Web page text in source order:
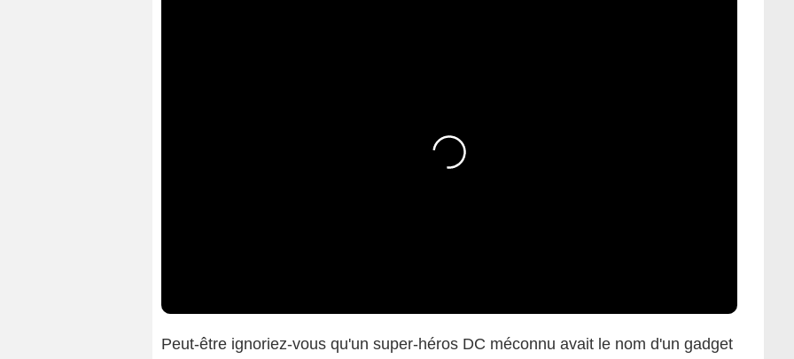
Peut-être ignoriez-vous qu'un super-héros DC méconnu avait le nom d'un gadget